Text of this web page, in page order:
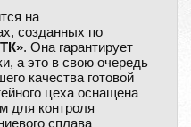
на
созданных по
. Она гарантирует
а это в свою очередь
качества готовой
цеха оснащена
для контроля
сплава